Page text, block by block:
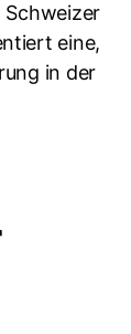
Schweizer
eine,
in der